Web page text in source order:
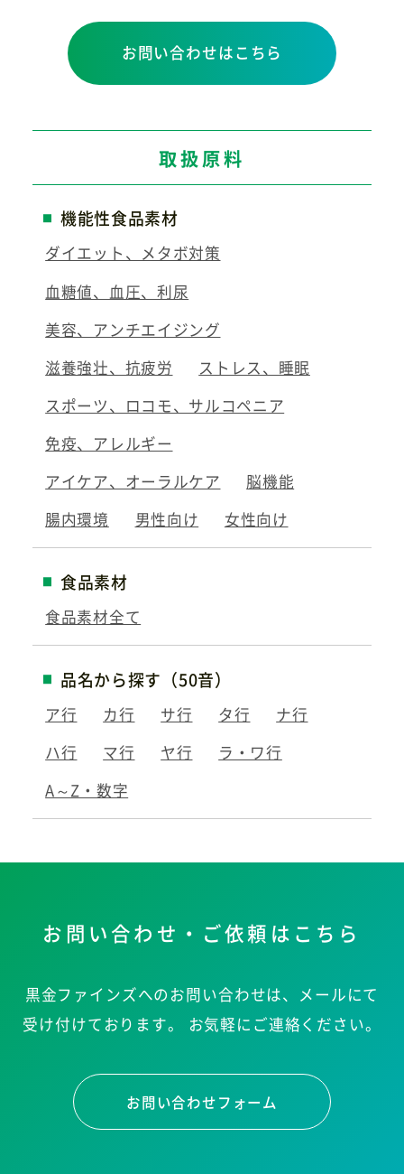
お問い合わせはこちら
取扱原料
機能性食品素材
ダイエット、メタボ対策
血糖値、血圧、利尿
美容、アンチエイジング
滋養強壮、抗疲労
ストレス、睡眠
スポーツ、ロコモ、サルコペニア
免疫、アレルギー
アイケア、オーラルケア
脳機能
腸内環境
男性向け 女性向け
食品素材
食品素材全て
品名から探す（50音）
ア行 カ行 サ行 タ行
ナ行
ハ行
マ行 ヤ行
ラ・ワ行
A～Z・数字
お問い合わせ・ご依頼はこちら
黒金ファインズへのお問い合わせは、メールにて
受け付けております。
お気軽にご連絡ください。
お問い合わせフォーム